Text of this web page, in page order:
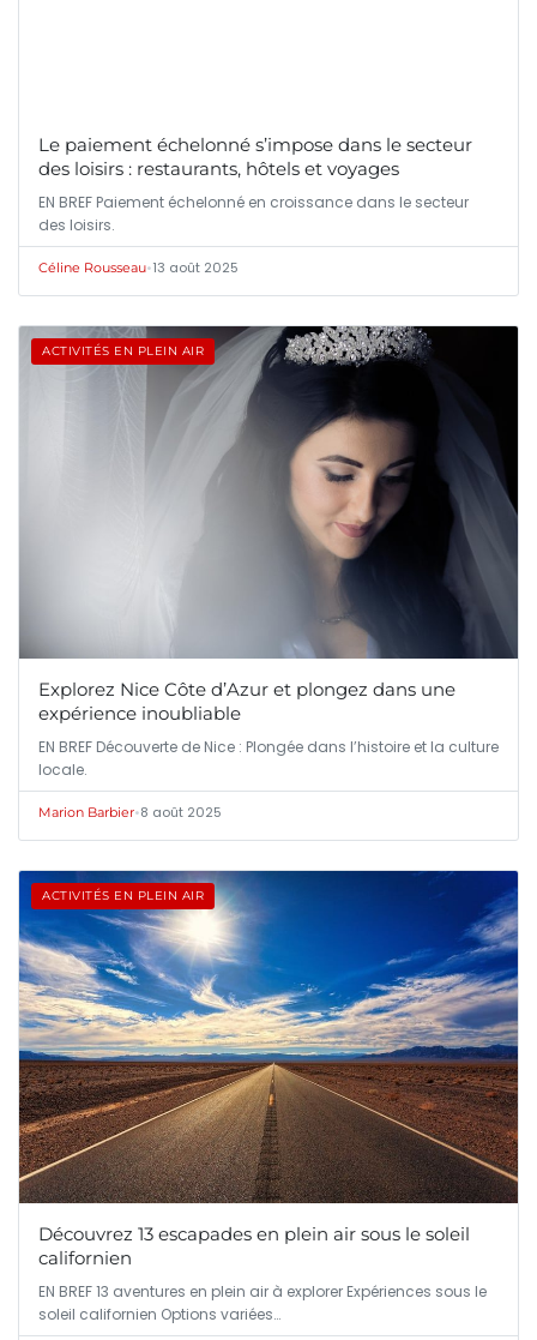
Le paiement échelonné s’impose dans le secteur
des loisirs : restaurants, hôtels et voyages
EN BREF Paiement échelonné en croissance dans le secteur
des loisirs.
Céline Rousseau•13 août 2025
ACTIVITÉS EN PLEIN AIR
Explorez Nice Côte d’Azur et plongez dans une
expérience inoubliable
EN BREF Découverte de Nice : Plongée dans l’histoire et la culture
locale.
Marion Barbier•8 août 2025
ACTIVITÉS EN PLEIN AIR
Découvrez 13 escapades en plein air sous le soleil
californien
EN BREF 13 aventures en plein air à explorer Expériences sous le
soleil californien Options variées…